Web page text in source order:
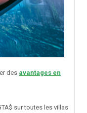
des avantages en
sur toutes les villas